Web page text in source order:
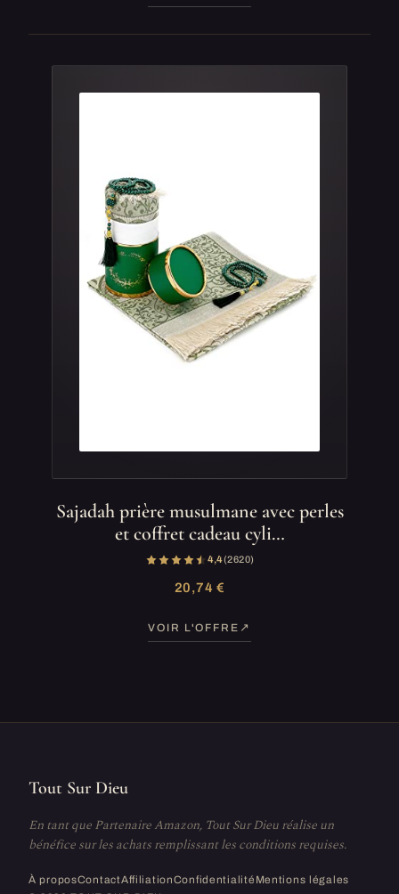
Sajadah prière musulmane avec perles
et coffret cadeau cyli…
4,4(2 620)
20,74 €
VOIR L'OFFRE
Tout Sur Dieu
En tant que Partenaire Amazon, Tout Sur Dieu réalise un
bénéfice sur les achats remplissant les conditions requises.
À proposContactAffiliationConfidentialité Mentions légales